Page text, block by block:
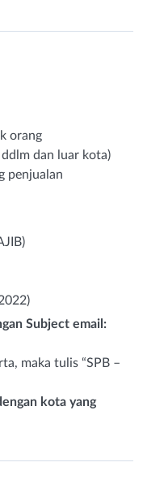
orang
dan luar kota)
penjualan
Subject email:
maka tulis “SPB –
kota yang